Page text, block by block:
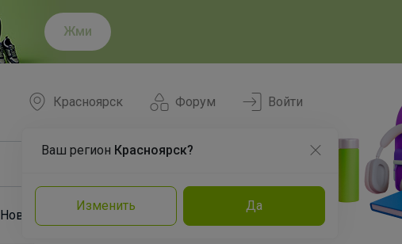
Жми
Форум
Красноярск
Ваш регион Красноярск?
Изменить Да
Войти
Новости Команда Эксперты